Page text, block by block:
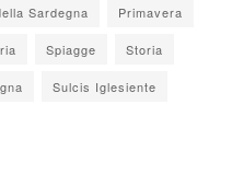
Sardegna Primavera
Spiagge Storia
Sulcis Iglesiente